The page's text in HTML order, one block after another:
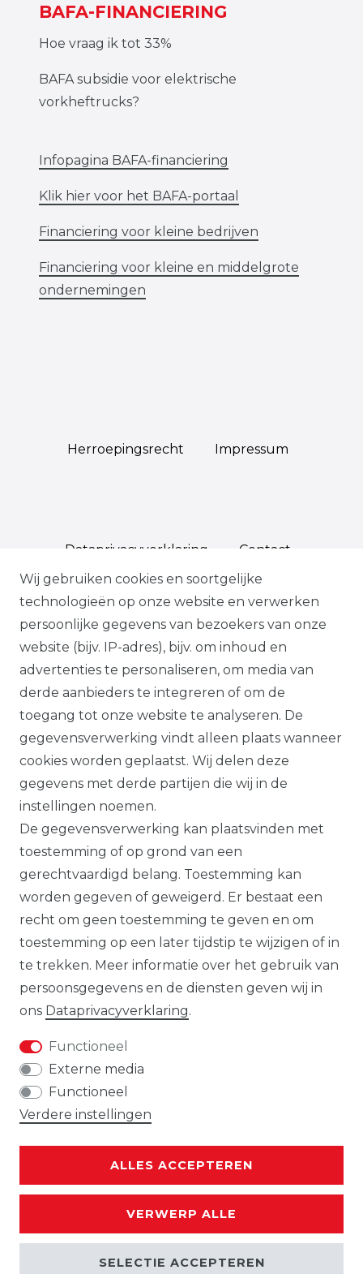
BAFA-FINANCIERING
Hoe vraag ik tot 33%
BAFA subsidie voor elektrische
vorkheftrucks?
Infopagina BAFA-financiering
Klik hier voor het BAFA-portaal
Financiering voor kleine bedrijven
Financiering voor kleine en middelgrote
ondernemingen
Herroepings­recht Impressum
Data­privacy­verklaring Contact
*Op geselecteerde producten, indien
bevestigd, volgens onze
garantievoorwaarden.
Alle prijzen plus btw. Onze aanbiedingen
zijn alleen geldig voor handelaars en
overheden.
Alle op deze website getoonde producten
en productinformatie dienen uitsluitend
ter algemene informatie. Er kunnen
verschillen zijn tussen de op de website
getoonde producten en de daadwerkelijk
geleverde modellen.
De op de website getoonde illustraties,
specificaties en beschrijvingen kunnen
worden gewijzigd en geven niet
noodzakelijkerwijs de uiteindelijke
productkenmerken weer. De aanbieder
behoudt zich het recht voor om de
getoonde producten op elk gewenst
moment en zonder voorafgaande
kennisgeving te wijzigen.
Gebruikte goederen zijn door ons niet
getest. Deze worden verkocht zoals
Wij gebruiken cookies en soortgelijke
technologieën op onze website en verwerken
persoonlijke gegevens van bezoekers van onze
website (bijv. IP-adres), bijv. om inhoud en
advertenties te personaliseren, om media van
derde aanbieders te integreren of om de
toegang tot onze website te analyseren. De
gegevensverwerking vindt alleen plaats wanneer
cookies worden geplaatst. Wij delen deze
gegevens met derde partijen die wij in de
instellingen noemen.
De gegevensverwerking kan plaatsvinden met
toestemming of op grond van een
gerechtvaardigd belang. Toestemming kan
worden gegeven of geweigerd. Er bestaat een
recht om geen toestemming te geven en om
toestemming op een later tijdstip te wijzigen of in
te trekken. Meer informatie over het gebruik van
persoonsgegevens en de diensten geven wij in
ons Data­privacy­verklaring.
Functioneel
Externe media
Functioneel
Verdere instellingen
ALLES ACCEPTEREN
VERWERP ALLE
SELECTIE ACCEPTEREN